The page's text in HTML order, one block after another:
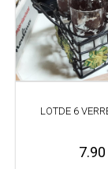
LOTDE 6